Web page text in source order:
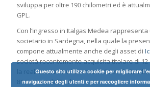
sviluppa per oltre 190 chilometri ed è
GPL.
Con l’ingresso in Italgas Medea
societario in Sardegna, nella quale la
compone attualmente anche degli asset di
società recentemente acquisita titolare di
la realizzazione e l’esercizio di reti di
81 Comuni dell’isola.
Questo sito utilizza cookie per migliorare
navigazione degli utenti e per raccogliere